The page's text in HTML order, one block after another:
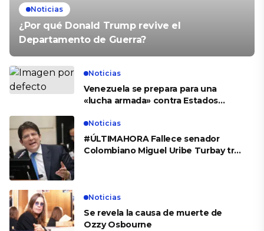
Noticias
¿Por qué Donald Trump revive el
Departamento de Guerra?
Noticias
Venezuela se prepara para una
«lucha armada» contra Estados
Noticias
#ÚLTIMAHORA Fallece senador
Colombiano Miguel Uribe Turbay tras
Noticias
Se revela la causa de muerte de
Ozzy Osbourne